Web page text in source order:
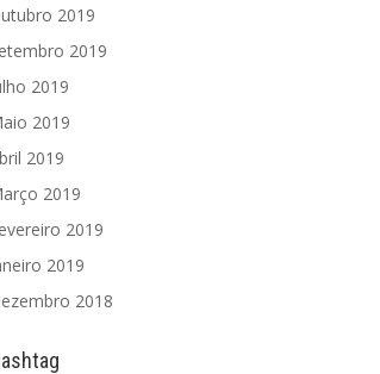
2019
2019
2019
2019
2019
2019
2019
2019
2018